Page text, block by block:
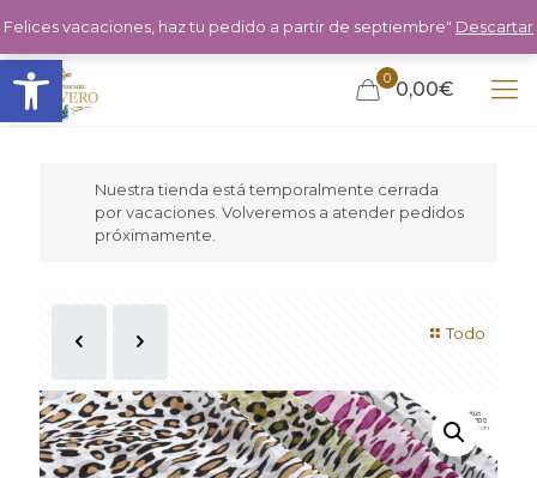
Abrir barra de herramientas 0 0,00€
Nuestra tienda está temporalmente cerrada
por vacaciones. Volveremos a atender pedidos
próximamente.
Todo
Felices vacaciones, haz tu pedido a partir de septiembre" Descartar